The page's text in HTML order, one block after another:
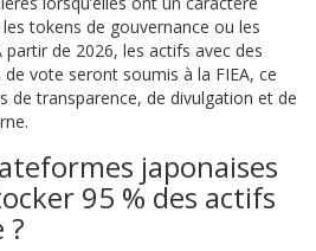
tokens de gouvernance ou les
de 2026, les actifs avec des
vote seront soumis à la FIEA, ce
de transparence, de divulgation et de
japonaises
95 % des actifs
?